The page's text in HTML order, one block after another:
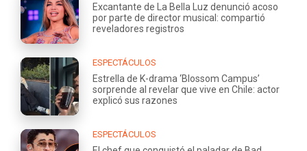
Excantante de La Bella Luz denunció acoso
por parte de director musical: compartió
reveladores registros
ESPECTÁCULOS
Estrella de K-drama ‘Blossom Campus’
sorprende al revelar que vive en Chile: actor
explicó sus razones
ESPECTÁCULOS